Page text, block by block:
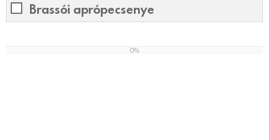
Brassói aprópecsenye
0%